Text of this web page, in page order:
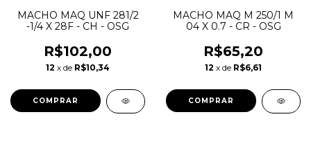
MACHO MAQ UNF 281/2
-1/4 X 28F - CH - OSG
R$102,00
12 x de R$10,34
MACHO MAQ M 250/1 M
04 X 0.7 - CR - OSG
R$65,20
12 x de R$6,61